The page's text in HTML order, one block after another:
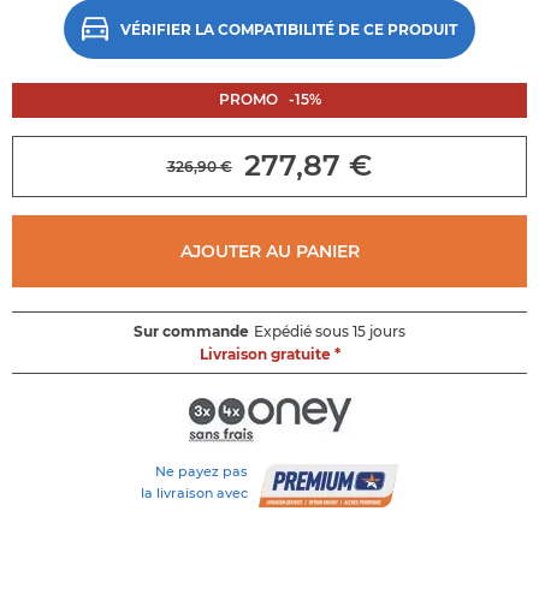
début
d'images
VÉRIFIER LA COMPATIBILITÉ DE CE PRODUIT
PROMO -15%
326,90 € 277,87 €
AJOUTER AU PANIER
Sur commande Expédié sous 15 jours
Livraison gratuite *
Ne payez pas
la livraison avec